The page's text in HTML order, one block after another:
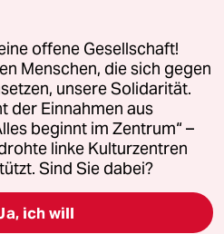
GmbH
Fragen oder für Genehmigungen
Kommune-Richtlinien
Impressum AGB
widerrufen (Ads)
offene Gesellschaft!
Menschen, die sich gegen
unsere Solidarität.
der Einnahmen aus
beginnt im Zentrum“ –
linke Kulturzentren
Sind Sie dabei?
ich will